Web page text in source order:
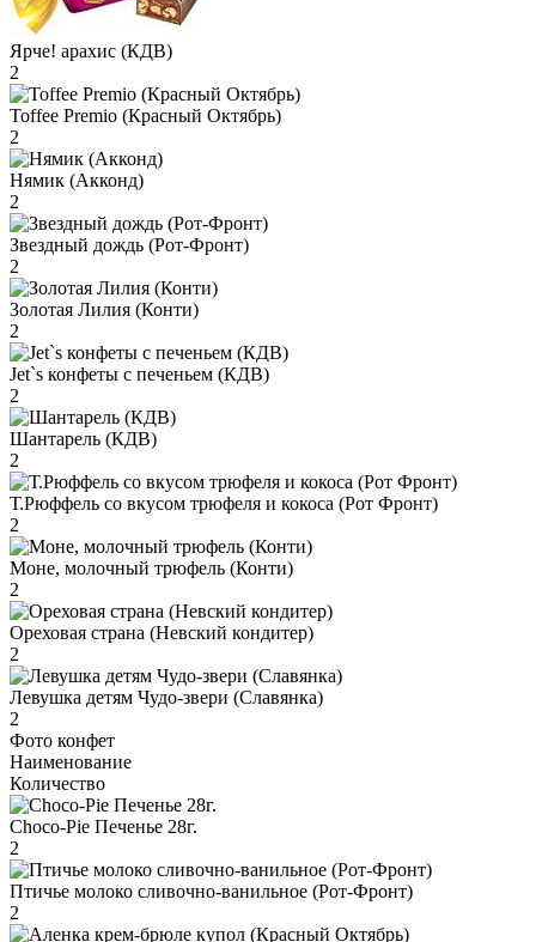
Ярче! арахис (КДВ)
2
Toffee Premio (Красный Октябрь)
2
Нямик (Акконд)
2
Звездный дождь (Рот-Фронт)
2
Золотая Лилия (Конти)
2
Jet`s конфеты с печеньем (КДВ)
2
Шантарель (КДВ)
2
Т.Рюффель со вкусом трюфеля и кокоса (Рот Фронт)
2
Моне, молочный трюфель (Конти)
2
Ореховая страна (Невский кондитер)
2
Левушка детям Чудо-звери (Славянка)
2
Фото конфет
Наименование
Количество
Choco-Pie Печенье 28г.
2
Птичье молоко сливочно-ванильное (Рот-Фронт)
2